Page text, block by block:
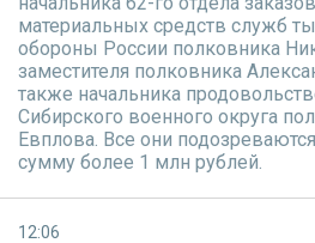
материальных средств служб
обороны России полковника
заместителя полковника
также начальника
Сибирского военного округа
Евплова. Все они
сумму более 1 млн рублей.
12:06